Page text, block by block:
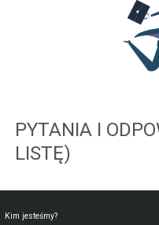
PYTANIA I
LISTĘ)
Kim jesteśmy?